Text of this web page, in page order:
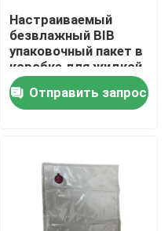
Настраиваемый
безвлажный BIB
упаковочный пакет в
коробке для жидкой
пищи
Отправить запрос